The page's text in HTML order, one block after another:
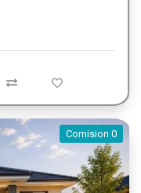
Comision 0